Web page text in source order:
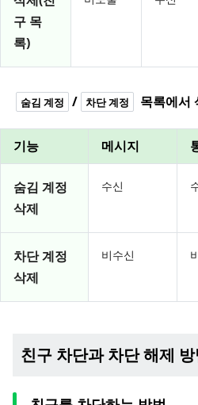
구 목
록)
숨김 계정 / 차단 계정 목록에서
기능 메시지
숨김 계정
삭제
수신
차단 계정
삭제
비수신
친구 차단과 차단 해제 방